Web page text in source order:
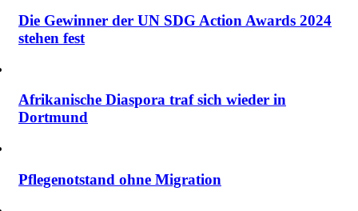
Die Gewinner der UN SDG Action Awards 2024
stehen fest
Afrikanische Diaspora traf sich wieder in
Dortmund
Pflegenotstand ohne Migration